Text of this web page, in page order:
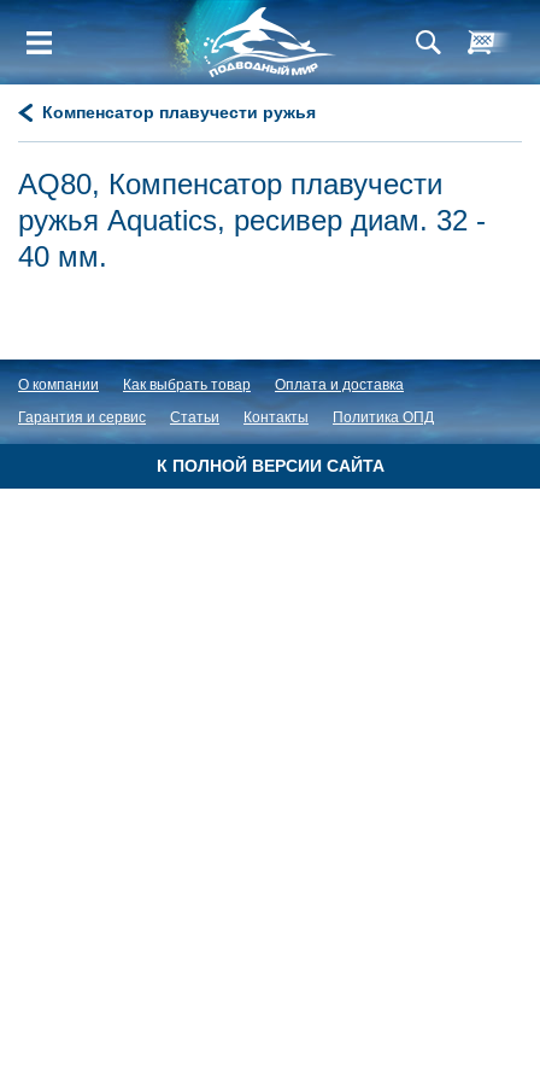
Компенсатор плавучести ружья
AQ80, Компенсатор плавучести
ружья Aquatics, ресивер диам. 32 -
40 мм.
О компании Как выбрать товар
Оплата и доставка
Гарантия и сервис
Статьи Контакты Политика ОПД
К ПОЛНОЙ ВЕРСИИ САЙТА